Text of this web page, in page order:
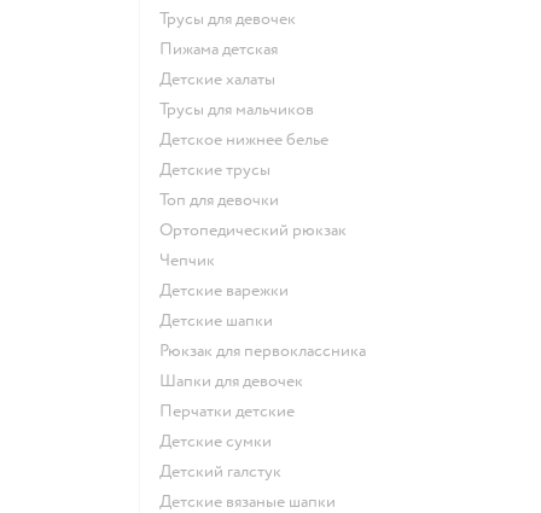
Трусы для девочек
Пижама детская
Детские халаты
Трусы для мальчиков
Детское нижнее белье
Детские трусы
Топ для девочки
Ортопедический рюкзак
Чепчик
Детские варежки
Детские шапки
Рюкзак для первоклассника
Шапки для девочек
Перчатки детские
Детские сумки
Детский галстук
Детские вязаные шапки